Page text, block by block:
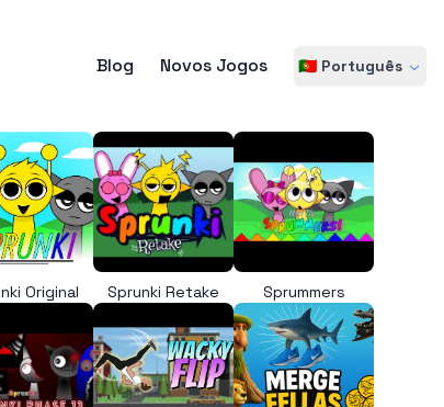
Blog Novos Jogos 🇵🇹 Português
Original Sprunki Retake Sprummers